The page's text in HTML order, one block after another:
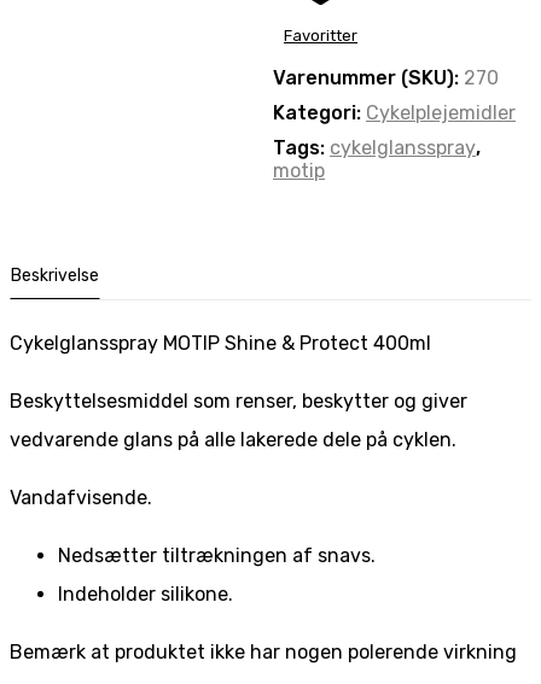
Favoritter
Varenummer (SKU): 270
Kategori: Cykelplejemidler
Tags: cykelglansspray,
motip
Beskrivelse
Cykelglansspray MOTIP Shine & Protect 400ml
Beskyttelsesmiddel som renser, beskytter og giver
vedvarende glans på alle lakerede dele på cyklen.
Vandafvisende.
Nedsætter tiltrækningen af snavs.
Indeholder silikone.
Bemærk at produktet ikke har nogen polerende virkning